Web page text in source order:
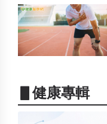
▋健康專輯